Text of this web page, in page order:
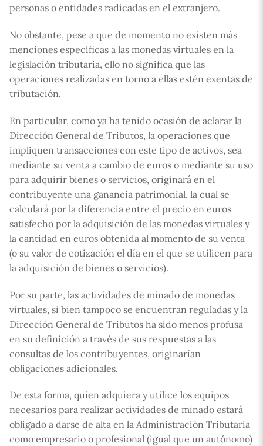
personas o entidades radicadas en el extranjero.
No obstante, pese a que de momento no existen más
menciones específicas a las monedas virtuales en la
legislación tributaria, ello no significa que las
operaciones realizadas en torno a ellas estén exentas de
tributación.
En particular, como ya ha tenido ocasión de aclarar la
Dirección General de Tributos, la operaciones que
impliquen transacciones con este tipo de activos, sea
mediante su venta a cambio de euros o mediante su uso
para adquirir bienes o servicios, originará en el
contribuyente una ganancia patrimonial, la cual se
calculará por la diferencia entre el precio en euros
satisfecho por la adquisición de las monedas virtuales y
la cantidad en euros obtenida al momento de su venta
(o su valor de cotización el día en el que se utilicen para
la adquisición de bienes o servicios).
Por su parte, las actividades de minado de monedas
virtuales, si bien tampoco se encuentran reguladas y la
Dirección General de Tributos ha sido menos profusa
en su definición a través de sus respuestas a las
consultas de los contribuyentes, originarían
obligaciones adicionales.
De esta forma, quien adquiera y utilice los equipos
necesarios para realizar actividades de minado estará
obligado a darse de alta en la Administración Tributaria
como empresario o profesional (igual que un autónomo)